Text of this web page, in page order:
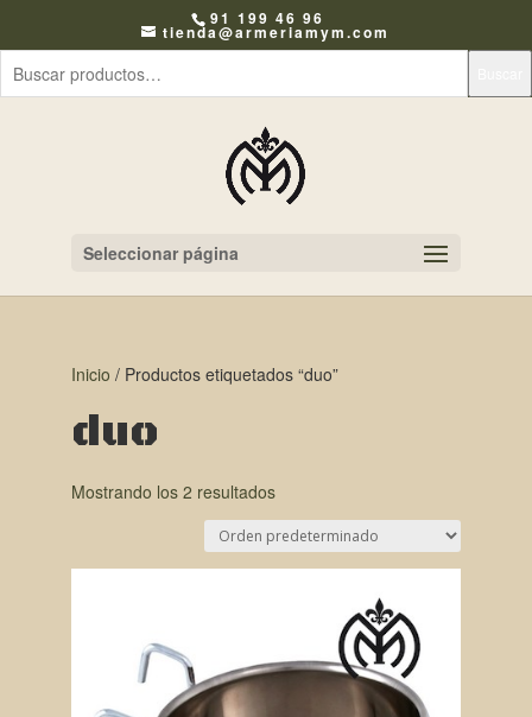
91 199 46 96
tienda@armeriamym.com
Seleccionar página
Inicio / Productos etiquetados “duo”
duo
Mostrando los 2 resultados